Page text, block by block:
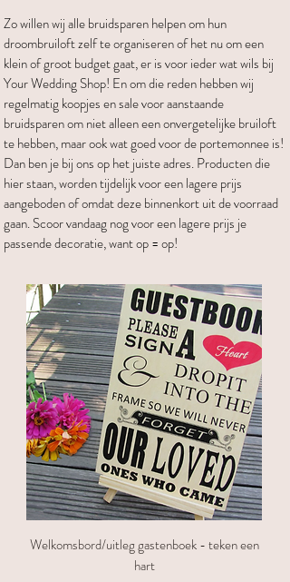
Zo willen wij alle bruidsparen helpen om hun
droombruiloft zelf te organiseren of het nu om een
klein of groot budget gaat, er is voor ieder wat wils bij
Your Wedding Shop! En om die reden hebben wij
regelmatig koopjes en sale voor aanstaande
bruidsparen om niet alleen een onvergetelijke bruiloft
te hebben, maar ook wat goed voor de portemonnee is!
Dan ben je bij ons op het juiste adres. Producten die
hier staan, worden tijdelijk voor een lagere prijs
aangeboden of omdat deze binnenkort uit de voorraad
gaan. Scoor vandaag nog voor een lagere prijs je
passende decoratie, want op = op!
Welkomsbord/uitleg gastenboek - teken een
hart